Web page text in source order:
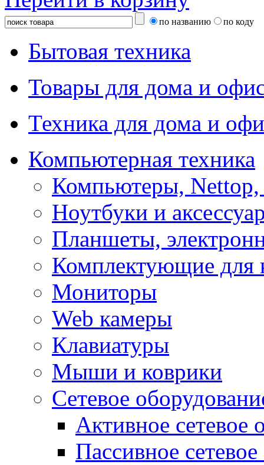
по названию по коду
Бытовая техника
Товары для дома и
Техника для дома и
Компьютерная техника
Компьютеры,
Ноутбуки и
Планшеты,
Комплектующие для
Мониторы
Web камеры
Клавиатуры
Мыши и коврики
Сетевое
Активное сетевое
Пассивное